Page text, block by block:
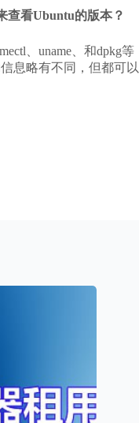
查看Ubuntu的版本？
、uname、和dpkg等
息略有不同，但都可以